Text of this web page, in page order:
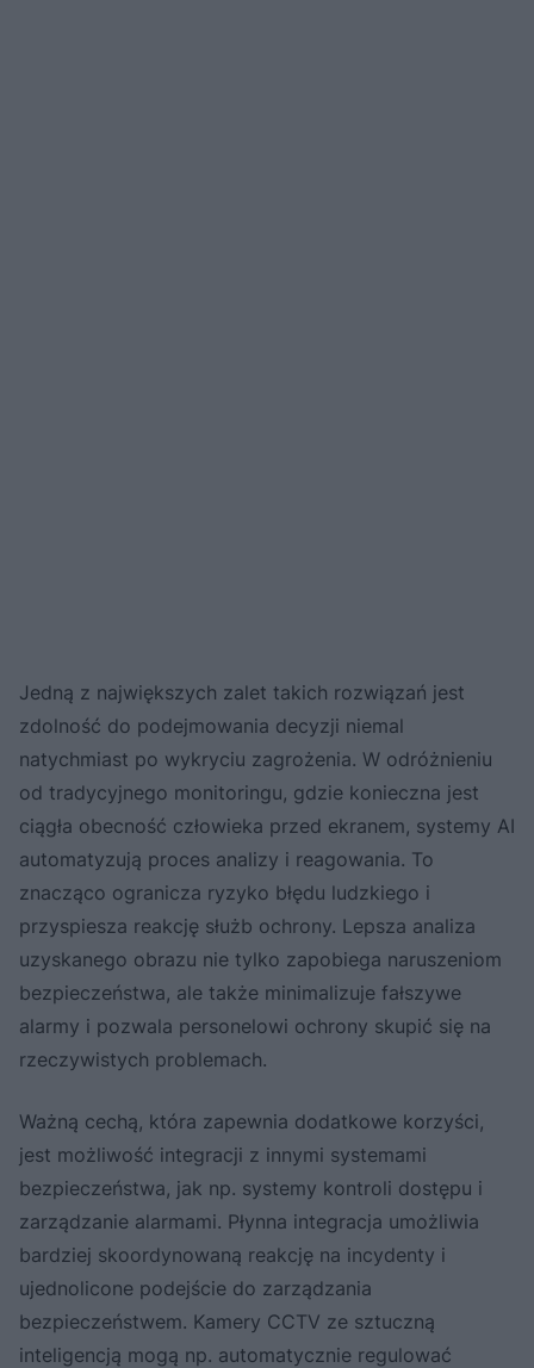
Jedną z największych zalet takich rozwiązań jest
zdolność do podejmowania decyzji niemal
natychmiast po wykryciu zagrożenia. W odróżnieniu
od tradycyjnego monitoringu, gdzie konieczna jest
ciągła obecność człowieka przed ekranem, systemy AI
automatyzują proces analizy i reagowania. To
znacząco ogranicza ryzyko błędu ludzkiego i
przyspiesza reakcję służb ochrony. Lepsza analiza
uzyskanego obrazu nie tylko zapobiega naruszeniom
bezpieczeństwa, ale także minimalizuje fałszywe
alarmy i pozwala personelowi ochrony skupić się na
rzeczywistych problemach.
Ważną cechą, która zapewnia dodatkowe korzyści,
jest możliwość integracji z innymi systemami
bezpieczeństwa, jak np. systemy kontroli dostępu i
zarządzanie alarmami. Płynna integracja umożliwia
bardziej skoordynowaną reakcję na incydenty i
ujednolicone podejście do zarządzania
bezpieczeństwem. Kamery CCTV ze sztuczną
inteligencją mogą np. automatycznie regulować